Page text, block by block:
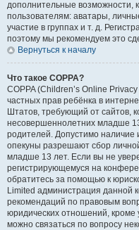
дополнительные
пользователям: аватары,
участие в группах и т. д.
поэтому мы рекомендуем это
Вернуться к началу
Что такое COPPA?
COPPA (Children’s Online
частных прав ребёнка в
Штатов, требующий от сайтов,
несовершеннолетних младше
родителей. Допустимо наличие
опекуны разрешают сбор
младше 13 лет. Если вы не
регистрирующемуся на
обратитесь за помощью к
Limited администрация данной
рекомендаций по правовым
юридических отношений, кроме
можно связаться по вопросу